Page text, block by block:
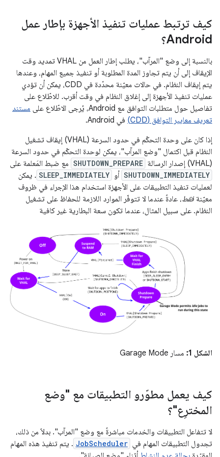
كيف ترتبط عمليات تنفيذ الأجهزة بإطار عمل
Android؟
بالنسبة إلى وضع "المرآب"، يطلب إطار العمل من VHAL تمديد وقت
الإيقاف إلى أن يتم تجاوز المدة المطلوبة أو تنفيذ جميع المهام، وعندها
يتم إيقاف النظام. في حالات معيّنة محدّدة في CDD، يمكن أن تؤدي
عمليات تنفيذ الأجهزة إلى إغلاق النظام في وقت أقرب. للاطّلاع على
تفاصيل حول متطلبات التوافق مع Android، يُرجى الاطّلاع على
مستند
تعريف معايير التوافق (CDD)
في Android.
إذا كان على وحدة التحكّم في حدود السرعة (VHAL) إيقاف تشغيل
النظام قبل اكتمال "وضع المرآب"، يمكن لوحدة التحكّم في حدود السرعة
(VHAL) إصدار الرسالة
SHUTDOWN_PREPARE مع ضبط المَعلمة على
SHUTDOWN_IMMEDIATELY أو SLEEP_IMMEDIATELY . يمكن
لعمليات تنفيذ التطبيقات على الأجهزة استخدام هذا الإجراء في ظروف
معيّنةفقط، عادةً عندما لا تتوفّر الموارد اللازمة للحفاظ على تشغيل
النظام. على سبيل المثال، عندما تكون سعة البطارية غير كافية
الشكل 1: مسار Garage Mode
كيف يعمل مطوّرو التطبيقات مع "وضع
المخترِع"؟
لا تتفاعل التطبيقات والخدمات مباشرةً مع وضع "المرآب". بدلاً من ذلك،
تجدول التطبيقات المهام في JobScheduler . يتم تنفيذ هذه المهام